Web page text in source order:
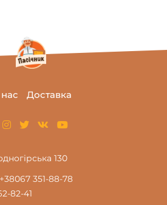
Доставка
130
+38067 351-88-78
82-41